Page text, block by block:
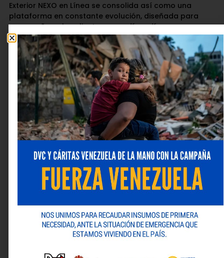
Exterior NEXO en Línea se consolida así como una
plataforma en constante evolución, diseñada para
acompañar a los clientes en su día a día, con
disponibilidad permanente, altos estándares de
seguridad y una experiencia intuitiva que se adapta a
las nuevas dinámicas de uso.
Con estas acciones, Banco Exterior reafirma su
compromiso con la innovación responsable, la mejora
continua de sus canales digitales y el desarrollo de
soluciones que aporten valor real a sus clientes, hoy y
en el futuro.
Deja una respuesta
Tu dirección de correo electrónico no será publicada.
Los campos obligatorios están marcados con*
Comentario*